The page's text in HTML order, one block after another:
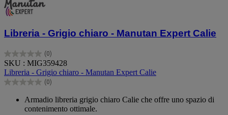
Libreria - Grigio chiaro - Manutan Expert Calie
(0)
0.0
su
5
stelle.
SKU : MIG359428
Libreria - Grigio chiaro - Manutan Expert Calie
(0)
0.0
Armadio libreria grigio chiaro Calie che offre uno spazio di
contenimento ottimale.